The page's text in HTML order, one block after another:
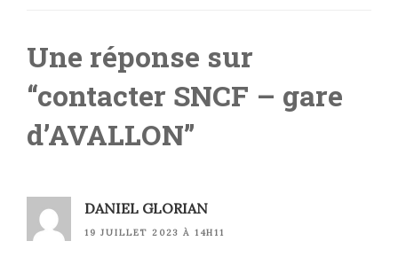
Une réponse sur
“contacter SNCF – gare
d’AVALLON”
DANIEL GLORIAN
19 JUILLET 2023 À 14H11